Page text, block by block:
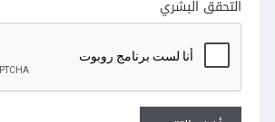
التحقق البشري